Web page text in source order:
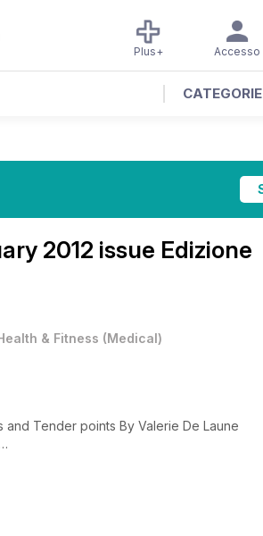
Accesso
Plus+
CATEGORIE
2012 issue Edizione
& Fitness (Medical)
Tender points By Valerie De Laune
Campbell